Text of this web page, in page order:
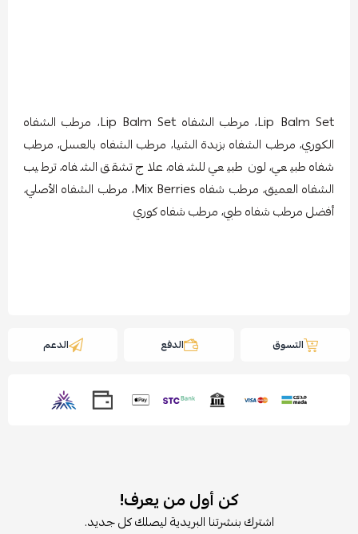
Lip Balm Set، مرطب الشفاه Lip Balm Set، مرطب الشفاه
الكوري، مرطب الشفاه بزبدة الشيا، مرطب الشفاه بالعسل، مرطب
شفاه طبيعي، لون طبيعي للشفاه، علاج تشقق الشفاه، ترطيب
الشفاه العميق، مرطب شفاه Mix Berries، مرطب الشفاه الأصلي،
أفضل مرطب شفاه طبي، مرطب شفاه كوري
التسوق الدفع الدعم
كن أول من يعرف!
اشترك بنشرتنا البريدية ليصلك كل جديد.